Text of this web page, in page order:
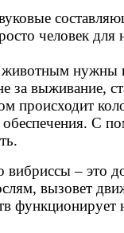
человек
животным
за выживание,
обеспечения.
вибриссы– это
вызовет